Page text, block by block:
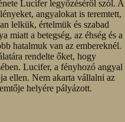
Lucifer legyőzéséről szól. A
angyalokat is teremtett,
lelkük, értelmük és szabad
miatt a betegség, az éhség és a
hatalmuk van az embereknél.
rendelte őket, hogy
Lucifer, a fényhozó angyal
ellen. Nem akarta vállalni az
helyére pályázott.